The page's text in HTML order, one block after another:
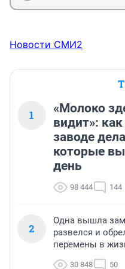
Единственное
меня сильно удивило
жесть короче с этим.
Новости СМИ2
1
«Молоко
видит»:
заводе
которые
день
98 444 144
2
Одна вышла
развелся и
перемены в
30 848 50